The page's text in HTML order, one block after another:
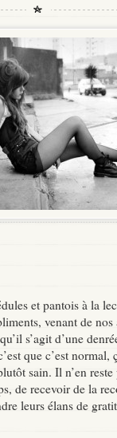
et pantois à la
venant de
s’agit d’une
que c’est
sain. Il n’en
de recevoir de la
leurs élans de